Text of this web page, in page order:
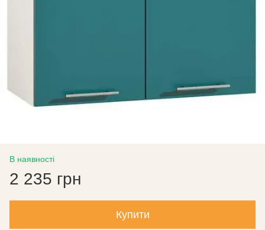
В наявності
2 235 грн
Купити